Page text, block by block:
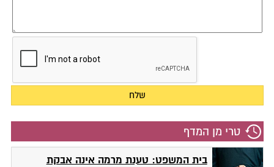
טרי מן המדף
בית המשפט: טענת מרמה אינה אבקת